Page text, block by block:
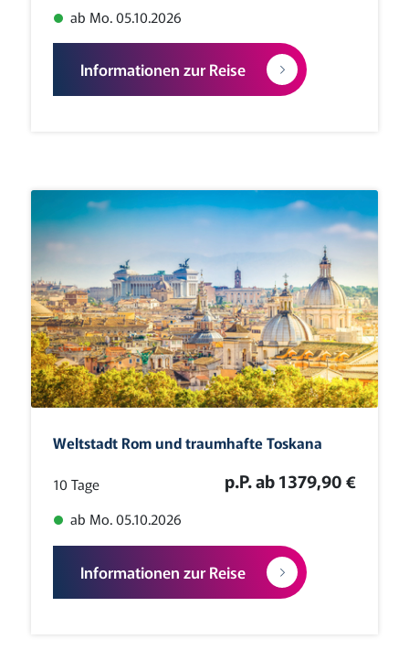
ab Mo. 05.10.2026
Informationen zur Reise
Weltstadt Rom und traumhafte Toskana
10 Tage
ab Mo. 05.10.2026
p.P. ab 1379,90 €
Informationen zur Reise